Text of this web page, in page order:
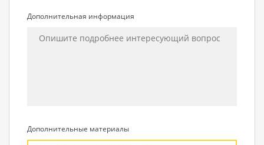
Дополнительная информация
Дополнительные материалы